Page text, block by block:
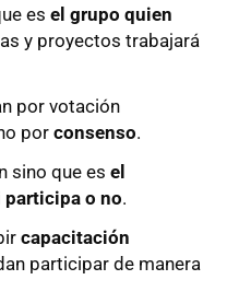
es el grupo quien
y proyectos trabajará
por votación
por consenso.
sino que es el
participa o no.
capacitación
participar de manera